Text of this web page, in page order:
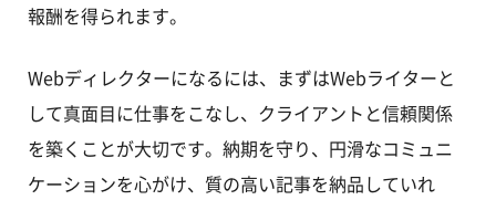
報酬を得られます。
Webディレクターになるには、まずはWebライターと
して真面目に仕事をこなし、クライアントと信頼関係
を築くことが大切です。納期を守り、円滑なコミュニ
ケーションを心がけ、質の高い記事を納品していれ